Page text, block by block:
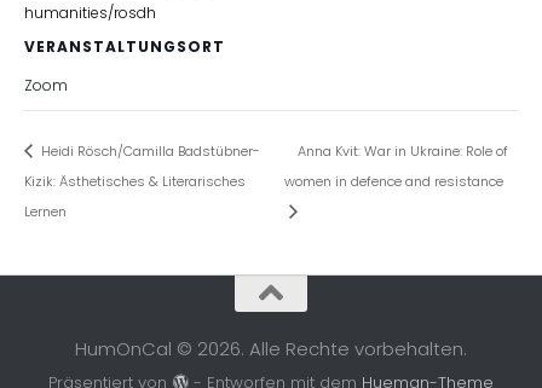
humanities/rosdh
VERANSTALTUNGSORT
Zoom
Heidi Rösch/Camilla Badstübner-
Kizik: Ästhetisches & Literarisches
Lernen
Anna Kvit: War in Ukraine: Role of
women in defence and resistance
HumOnCal © 2026. Alle Rechte vorbehalten.
Präsentiert von - Entworfen mit dem Hueman-Theme